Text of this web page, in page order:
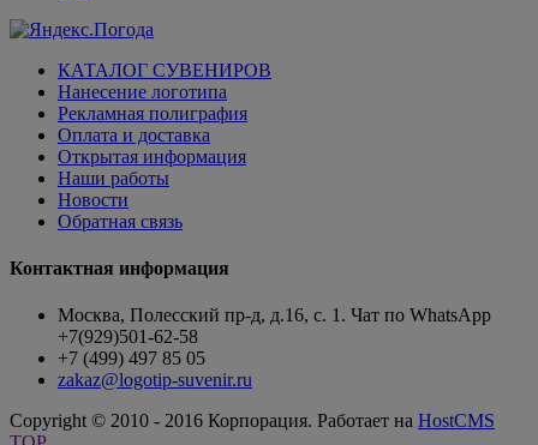
КАТАЛОГ СУВЕНИРОВ
Нанесение логотипа
Рекламная полиграфия
Оплата и доставка
Открытая информация
Наши работы
Новости
Обратная связь
Контактная информация
Москва, Полесский пр-д, д.16, с. 1. Чат по WhatsApp
+7(929)501-62-58
+7 (499) 497 85 05
zakaz@logotip-suvenir.ru
Copyright © 2010 - 2016 Корпорация. Работает на HostCMS